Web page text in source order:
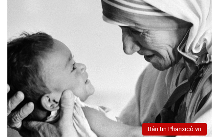
Bản tin Phanxicô.vn